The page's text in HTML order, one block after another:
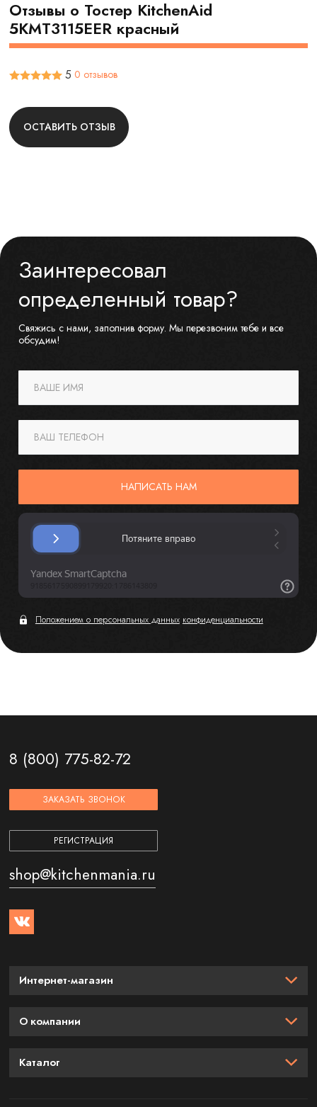
Отзывы о Тостер KitchenAid
5KMT3115EER красный
5 0 отзывов
ОСТАВИТЬ ОТЗЫВ
Заинтересовал
определенный товар?
Свяжись с нами, заполнив форму. Мы перезвоним тебе и все
обсудим!
ВАШЕ ИМЯ
ВАШ ТЕЛЕФОН
НАПИСАТЬ НАМ
Положением о персональных данных конфиденциальности
8 (800) 775-82-72
ЗАКАЗАТЬ ЗВОНОК
РЕГИСТРАЦИЯ
shop@kitchenmania.ru
Интернет-магазин
О компании
Каталог